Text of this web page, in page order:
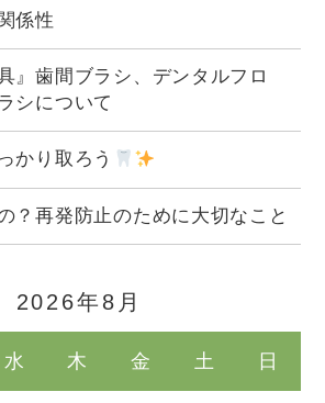
係性
』歯間ブラシ、デンタルフロ
シについて
かり取ろう
？再発防止のために大切なこと
2026年8月
水 木 金 土 日